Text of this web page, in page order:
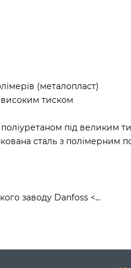
(металопласт)
високим тиском
поліуретаном під великим
сталь з полімерним
заводу Danfoss <...